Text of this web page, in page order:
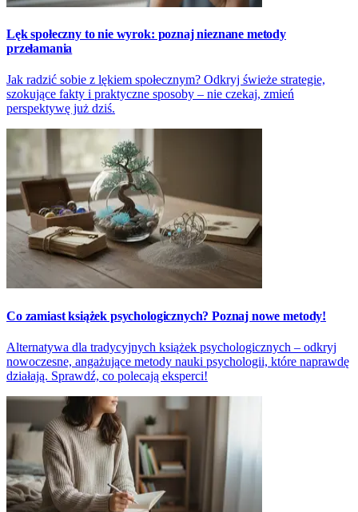
Lęk społeczny to nie wyrok: poznaj nieznane metody
przełamania
Jak radzić sobie z lękiem społecznym? Odkryj świeże strategie,
szokujące fakty i praktyczne sposoby – nie czekaj, zmień
perspektywę już dziś.
Co zamiast książek psychologicznych? Poznaj nowe metody!
Alternatywa dla tradycyjnych książek psychologicznych – odkryj
nowoczesne, angażujące metody nauki psychologii, które naprawdę
działają. Sprawdź, co polecają eksperci!